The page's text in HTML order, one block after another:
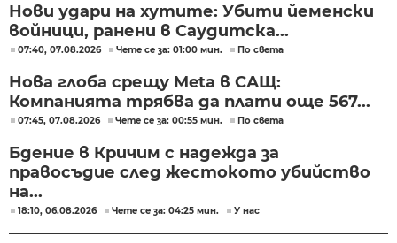
Нови удари на хутите: Убити йеменски
войници, ранени в Саудитска...
07:40, 07.08.2026 Чете се за: 01:00 мин. По света
Нова глоба срещу Meta в САЩ:
Компанията трябва да плати още 567...
07:45, 07.08.2026 Чете се за: 00:55 мин. По света
Бдение в Кричим с надежда за
правосъдие след жестокото убийство
на...
18:10, 06.08.2026 Чете се за: 04:25 мин. У нас